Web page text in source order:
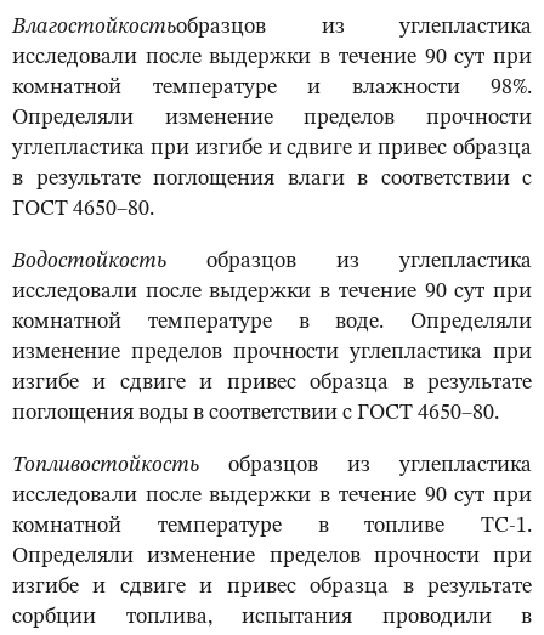
Влагостойкостьобразцов из углепластика
исследовали после выдержки в течение 90 сут при
комнатной температуре и влажности 98%.
Определяли изменение пределов прочности
углепластика при изгибе и сдвиге и привес образца
в результате поглощения влаги в соответствии с
ГОСТ 4650–80.
Водостойкость образцов из углепластика
исследовали после выдержки в течение 90 сут при
комнатной температуре в воде. Определяли
изменение пределов прочности углепластика при
изгибе и сдвиге и привес образца в результате
поглощения воды в соответствии с ГОСТ 4650–80.
Топливостойкость образцов из углепластика
исследовали после выдержки в течение 90 сут при
комнатной температуре в топливе ТС-1.
Определяли изменение пределов прочности при
изгибе и сдвиге и привес образца в результате
сорбции топлива, испытания проводили в